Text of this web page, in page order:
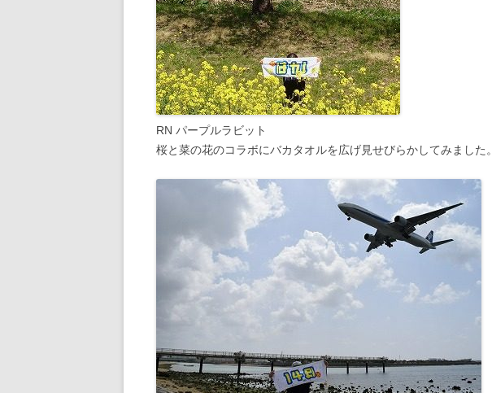
RN パープルラビット
桜と菜の花のコラボにバカタオルを広げ見せびらかしてみました。